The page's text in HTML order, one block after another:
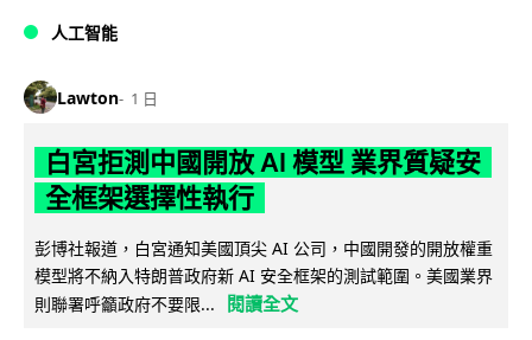
人工智能
Lawton 1 日
白宮拒測中國開放 AI 模型 業界質疑安
全框架選擇性執行
彭博社報道，白宮通知美國頂尖 AI 公司，中國開發的開放權重
模型將不納入特朗普政府新 AI 安全框架的測試範圍。美國業界
則聯署呼籲政府不要限...
閱讀全文